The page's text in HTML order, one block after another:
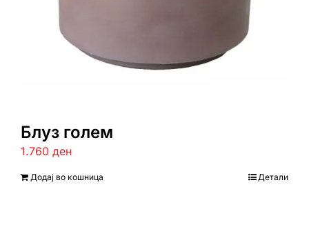
Блуз голем
1.760 ден
Додај во кошница Детали